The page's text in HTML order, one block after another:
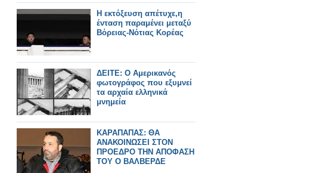
Η εκτόξευση απέτυχε,η
ένταση παραμένει μεταξύ
Βόρειας-Νότιας Κορέας
ΔΕΙΤΕ: O Αμερικανός
φωτογράφος που εξυμνεί
τα αρχαία ελληνικά
μνημεία
ΚΑΡΑΠΑΠΑΣ: ΘΑ
ΑΝΑΚΟΙΝΩΣΕΙ ΣΤΟΝ
ΠΡΟΕΔΡΟ ΤΗΝ ΑΠΟΦΑΣΗ
ΤΟΥ Ο ΒΑΛΒΕΡΔΕ